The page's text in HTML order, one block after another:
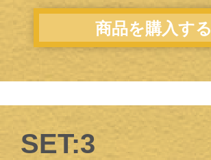
商品を購入する
SET:3